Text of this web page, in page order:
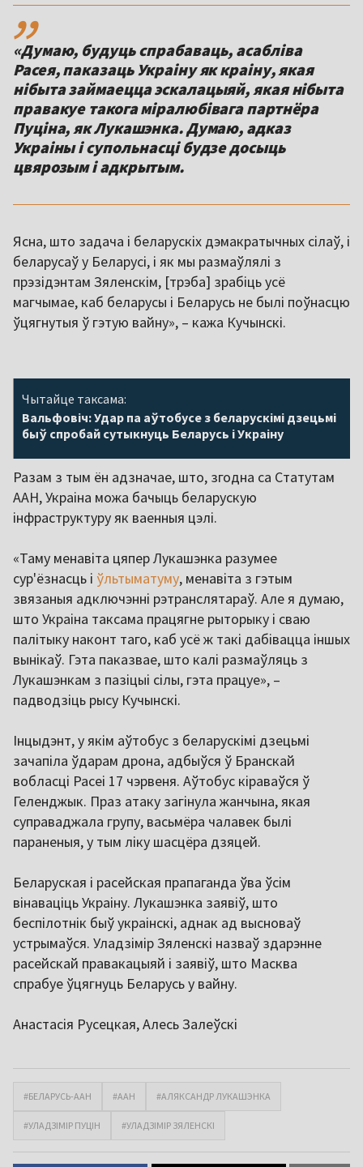
«Думаю, будуць спрабаваць, асабліва
Расея, паказаць Украіну як краіну, якая
нібыта займаецца эскалацыяй, якая нібыта
правакуе такога міралюбівага партнёра
Пуціна, як Лукашэнка. Думаю, адказ
Украіны і супольнасці будзе досыць
цвярозым і адкрытым.
Ясна, што задача і беларускіх дэмакратычных сілаў, і
беларусаў у Беларусі, і як мы размаўлялі з
прэзідэнтам Зяленскім, [трэба] зрабіць усё
магчымае, каб беларусы і Беларусь не былі поўнасцю
ўцягнутыя ў гэтую вайну», – кажа Кучынскі.
Чытайце таксама:
Вальфовіч: Удар па аўтобусе з беларускімі дзецьмі
быў спробай сутыкнуць Беларусь і Украіну
Разам з тым ён адзначае, што, згодна са Статутам
ААН, Украіна можа бачыць беларускую
інфраструктуру як ваенныя цэлі.
«Таму менавіта цяпер Лукашэнка разумее
сур'ёзнасць і ўльтыматуму, менавіта з гэтым
звязаныя адключэнні рэтранслятараў. Але я думаю,
што Украіна таксама працягне рыторыку і сваю
палітыку наконт таго, каб усё ж такі дабівацца іншых
вынікаў. Гэта паказвае, што калі размаўляць з
Лукашэнкам з пазіцыі сілы, гэта працуе», –
падводзіць рысу Кучынскі.
Інцыдэнт, у якім аўтобус з беларускімі дзецьмі
зачапіла ўдарам дрона, адбыўся ў Бранскай
вобласці Расеі 17 чэрвеня. Аўтобус кіраваўся ў
Геленджык. Праз атаку загінула жанчына, якая
суправаджала групу, васьмёра чалавек былі
параненыя, у тым ліку шасцёра дзяцей.
Беларуская і расейская прапаганда ўва ўсім
вінаваціць Украіну. Лукашэнка заявіў, што
беспілотнік быў украінскі, аднак ад высноваў
устрымаўся. Уладзімір Зяленскі назваў здарэнне
расейскай правакацыяй і заявіў, што Масква
спрабуе ўцягнуць Беларусь у вайну.
Анастасія Русецкая, Алесь Залеўскі
#БЕЛАРУСЬ-ААН #ААН #АЛЯКСАНДР ЛУКАШЭНКА
#УЛАДЗІМІР ПУЦІН #УЛАДЗІМІР ЗЯЛЕНСКІ